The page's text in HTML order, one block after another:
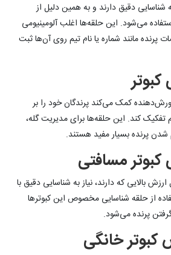
شناسایی دقیق دارند و به همین دلیل از
می‌شود. این حلقه‌ها اغلب آلومینیومی
مانند شماره یا نام تیم روی آن‌ها ثبت
کمک می‌کند پرندگان خود را بر
کند. این حلقه‌ها برای مدیریت گله،
شدن پرنده بسیار مفید هستند.
مسافتی
بالایی که دارند، نیاز به شناسایی دقیق با
از حلقه شناسایی مخصوص این کبوترها
پرنده می‌شود.
خانگی